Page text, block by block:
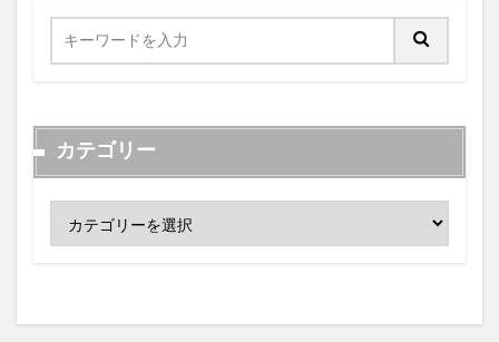
カテゴリー